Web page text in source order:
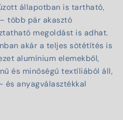
állapotban is tartható,
több pár akasztó
megoldást is adhat.
akár a teljes sötétítés is
alumínium elemekből,
és minőségű textíliából áll,
és anyagválasztékkal